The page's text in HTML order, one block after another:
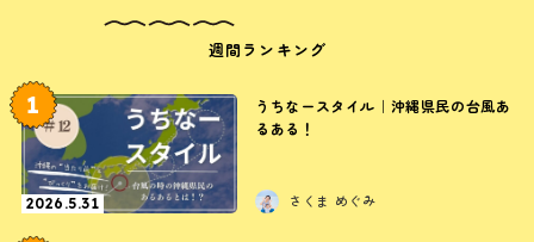
週間ランキング
1
2026.5.31
うちなースタイル｜沖縄県民の台風あ
るある！
さくま めぐみ